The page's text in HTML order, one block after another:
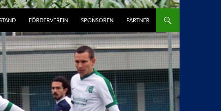
FÖRDERVEREIN SPONSOREN PARTNER